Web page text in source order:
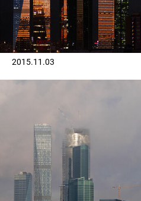
2015.11.03